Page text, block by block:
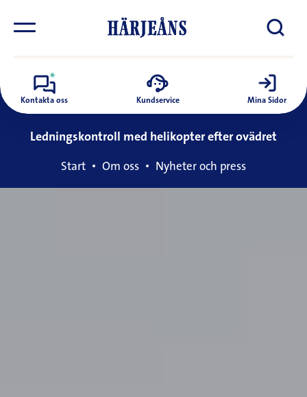
Kontakta oss Kundservice Mina Sidor
Ledningskontroll med helikopter efter ovädret
Start Om oss Nyheter och press